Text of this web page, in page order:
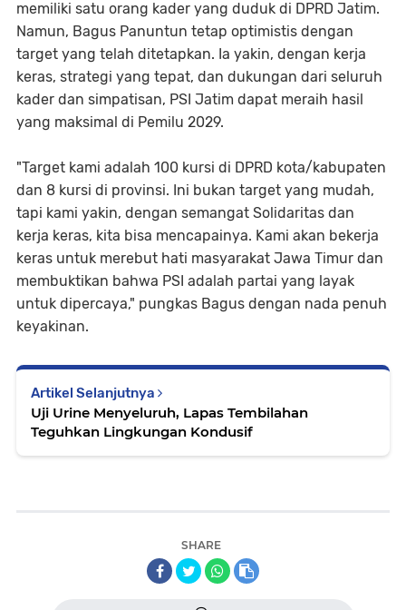
memiliki satu orang kader yang duduk di DPRD Jatim.
Namun, Bagus Panuntun tetap optimistis dengan
target yang telah ditetapkan. Ia yakin, dengan kerja
keras, strategi yang tepat, dan dukungan dari seluruh
kader dan simpatisan, PSI Jatim dapat meraih hasil
yang maksimal di Pemilu 2029.
"Target kami adalah 100 kursi di DPRD kota/kabupaten
dan 8 kursi di provinsi. Ini bukan target yang mudah,
tapi kami yakin, dengan semangat Solidaritas dan
kerja keras, kita bisa mencapainya. Kami akan bekerja
keras untuk merebut hati masyarakat Jawa Timur dan
membuktikan bahwa PSI adalah partai yang layak
untuk dipercaya," pungkas Bagus dengan nada penuh
keyakinan.
Artikel Selanjutnya
Uji Urine Menyeluruh, Lapas Tembilahan
Teguhkan Lingkungan Kondusif
SHARE